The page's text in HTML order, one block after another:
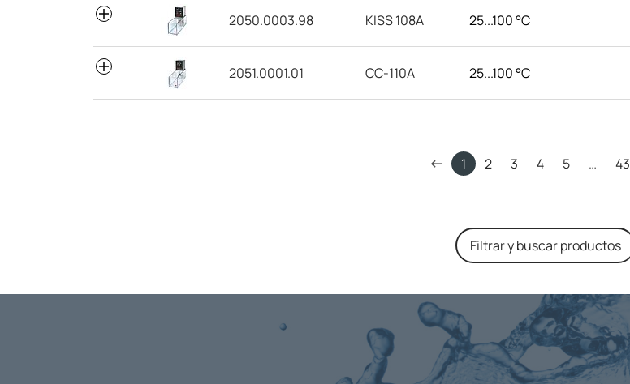
2050.0003.98 KISS 108A 25...100 °C
2051.0001.01 CC-110A 25...100 °C
1 2 3 4 5 … 43
Filtrar y buscar productos